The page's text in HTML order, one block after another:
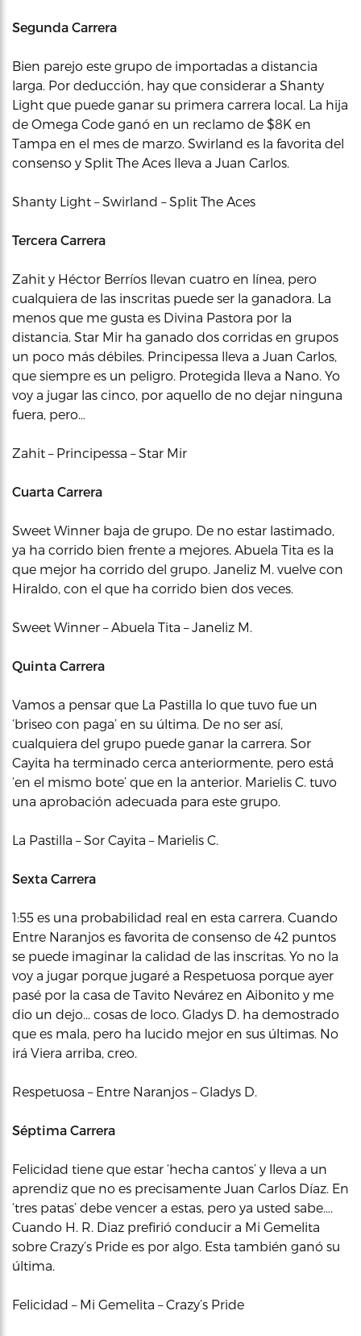
Segunda Carrera
Bien parejo este grupo de importadas a distancia
larga. Por deducción, hay que considerar a Shanty
Light que puede ganar su primera carrera local. La hija
de Omega Code ganó en un reclamo de $8K en
Tampa en el mes de marzo. Swirland es la favorita del
consenso y Split The Aces lleva a Juan Carlos.
Shanty Light – Swirland – Split The Aces
Tercera Carrera
Zahit y Héctor Berríos llevan cuatro en línea, pero
cualquiera de las inscritas puede ser la ganadora. La
menos que me gusta es Divina Pastora por la
distancia. Star Mir ha ganado dos corridas en grupos
un poco más débiles. Principessa lleva a Juan Carlos,
que siempre es un peligro. Protegida lleva a Nano. Yo
voy a jugar las cinco, por aquello de no dejar ninguna
fuera, pero…
Zahit – Principessa – Star Mir
Cuarta Carrera
Sweet Winner baja de grupo. De no estar lastimado,
ya ha corrido bien frente a mejores. Abuela Tita es la
que mejor ha corrido del grupo. Janeliz M. vuelve con
Hiraldo, con el que ha corrido bien dos veces.
Sweet Winner – Abuela Tita – Janeliz M.
Quinta Carrera
Vamos a pensar que La Pastilla lo que tuvo fue un
‘briseo con paga’ en su última. De no ser así,
cualquiera del grupo puede ganar la carrera. Sor
Cayita ha terminado cerca anteriormente, pero está
‘en el mismo bote’ que en la anterior. Marielis C. tuvo
una aprobación adecuada para este grupo.
La Pastilla – Sor Cayita – Marielis C.
Sexta Carrera
1:55 es una probabilidad real en esta carrera. Cuando
Entre Naranjos es favorita de consenso de 42 puntos
se puede imaginar la calidad de las inscritas. Yo no la
voy a jugar porque jugaré a Respetuosa porque ayer
pasé por la casa de Tavito Nevárez en Aibonito y me
dio un dejo… cosas de loco. Gladys D. ha demostrado
que es mala, pero ha lucido mejor en sus últimas. No
irá Viera arriba, creo.
Respetuosa – Entre Naranjos – Gladys D.
Séptima Carrera
Felicidad tiene que estar ‘hecha cantos’ y lleva a un
aprendiz que no es precisamente Juan Carlos Díaz. En
‘tres patas’ debe vencer a estas, pero ya usted sabe….
Cuando H. R. Diaz prefirió conducir a Mi Gemelita
sobre Crazy’s Pride es por algo. Esta también ganó su
última.
Felicidad – Mi Gemelita – Crazy’s Pride